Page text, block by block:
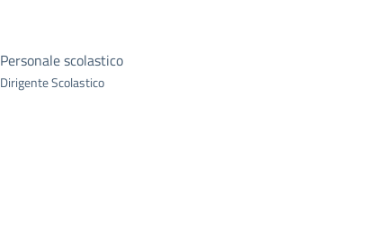
Personale scolastico
Dirigente Scolastico